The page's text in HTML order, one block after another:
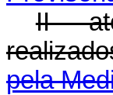
II -
pela